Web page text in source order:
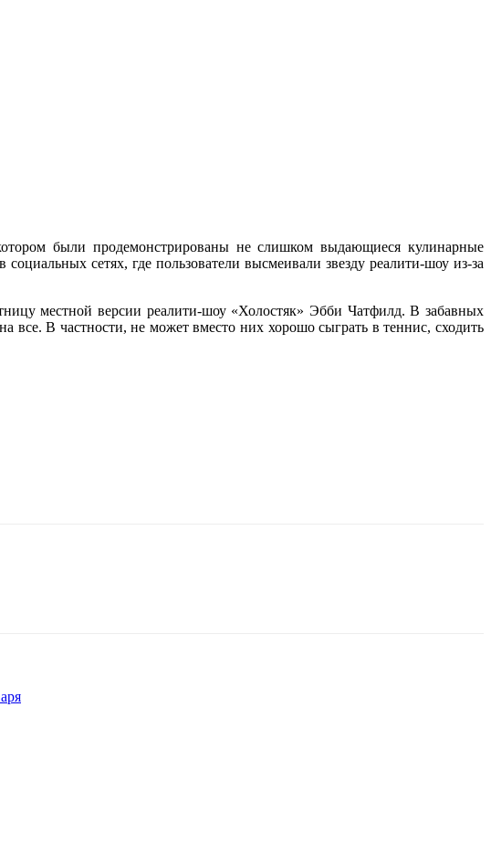
были продемонстрированы не слишком выдающиеся кулинарные
сетях, где пользователи высмеивали звезду реалити-шоу из-за
местной версии реалити-шоу «Холостяк» Эбби Чатфилд. В забавных
все. В частности, не может вместо них хорошо сыграть в теннис, сходить